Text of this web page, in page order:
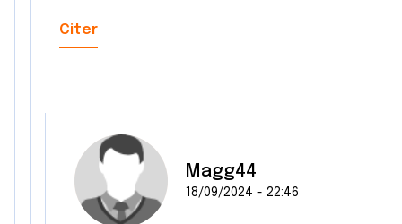
Citer
Magg44
18/09/2024 - 22:46